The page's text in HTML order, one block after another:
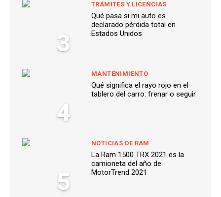
3
TRÁMITES Y LICENCIAS
Qué pasa si mi auto es
declarado pérdida total en
Estados Unidos
4
MANTENIMIENTO
Qué significa el rayo rojo en el
tablero del carro: frenar o seguir
5
NOTICIAS DE RAM
La Ram 1500 TRX 2021 es la
camioneta del año de
MotorTrend 2021